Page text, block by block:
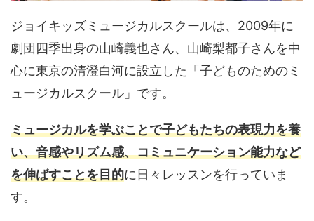
ジョイキッズミュージカルスクールは、2009年に
劇団四季出身の山崎義也さん、山崎梨都子さんを中
心に東京の清澄白河に設立した「子どものためのミ
ュージカルスクール」です。
ミュージカルを学ぶことで子どもたちの表現力を養
い、音感やリズム感、コミュニケーション能力など
を伸ばすことを目的に日々レッスンを行っていま
す。